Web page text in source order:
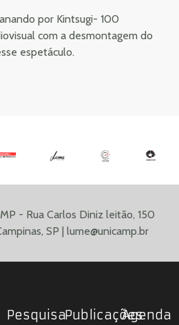
por Kintsugi- 100
com a desmontagem do
espetáculo.
- Rua Carlos Diniz leitão, 150
SP | lume@unicamp.br
PesquisaPublicaçõesAgenda